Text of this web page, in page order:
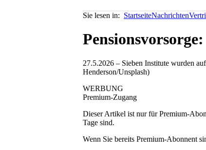
Sie lesen in: StartseiteNachrichten
27.5.2026 – Sieben Institute wurden
Henderson/Unsplash)
WERBUNG
Premium-Zugang
Dieser Artikel ist nur für Premium-
Tage sind.
Wenn Sie bereits Premium-Abonnent